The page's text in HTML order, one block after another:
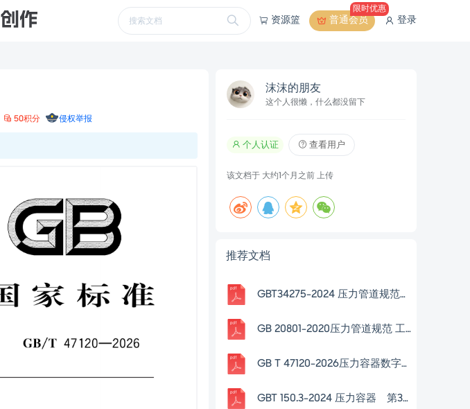
资源篮 普通会员
限时优惠
登录
50积分 侵权举报
沫沫的朋友
这个人很懒，什么都没留下
个人认证 查看用户
该文档于 大约1个月之前 上传
推荐文档
GBT34275-2024 压力管道规范长输管道
GB 20801-2020压力管道规范 工业管道
GB T 47120-2026压力容器数字化交付规范
GBT 150.3-2024 压力容器 第3部分：设计